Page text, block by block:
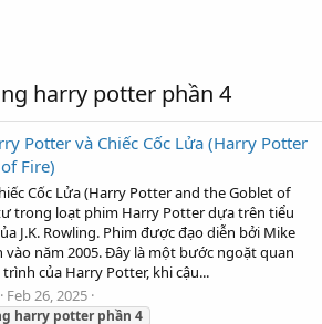
harry potter phần 4
Potter và Chiếc Cốc Lửa (Harry Potter
Fire)
Cốc Lửa (Harry Potter and the Goblet of
trong loạt phim Harry Potter dựa trên tiểu
J.K. Rowling. Phim được đạo diễn bởi Mike
vào năm 2005. Đây là một bước ngoặt quan
của Harry Potter, khi cậu...
Feb 26, 2025
harry potter phần 4